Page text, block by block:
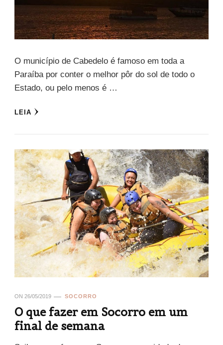
O município de Cabedelo é famoso em toda a
Paraíba por conter o melhor pôr do sol de todo o
Estado, ou pelo menos é …
LEIA
ON 26/05/2019 SOCORRO
O que fazer em Socorro em um
final de semana